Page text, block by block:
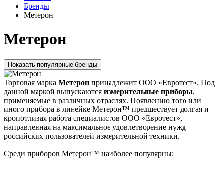
Бренды
Метерон
Метерон
Показать популярные бренды
Торговая марка Метерон принадлежит ООО «Евротест». Под
данной маркой выпускаются измерительные приборы,
применяемые в различных отраслях. Появлению того или
иного прибора в линейке Метерон™ предшествует долгая и
кропотливая работа специалистов ООО «Евротест»,
направленная на максимальное удовлетворение нужд
российских пользователей измерительной техники.
Среди приборов Метерон™ наиболее популярны: